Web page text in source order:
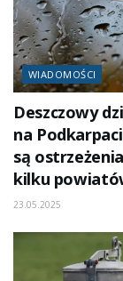
WIADOMOŚCI
Deszczowy
na
są
kilku
23.05.2025